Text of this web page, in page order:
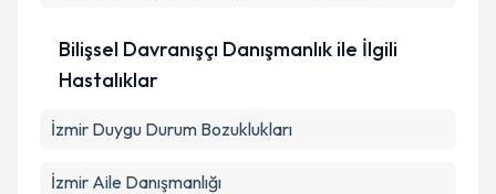
Bilişsel Davranışçı Danışmanlık ile İlgili
Hastalıklar
İzmir Duygu Durum Bozuklukları
İzmir Aile Danışmanlığı